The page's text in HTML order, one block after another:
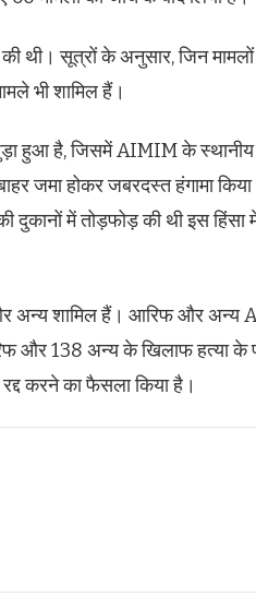
थी। सूत्रों के अनुसार, जिन मामलों
भी शामिल हैं।
हुआ है, जिसमें AIMIM के स्थानीय
जमा होकर जबरदस्त हंगामा किया
में तोड़फोड़ की थी इस हिंसा
अन्य शामिल हैं। आरिफ और अन्य
और 138 अन्य के खिलाफ हत्या के
करने का फैसला किया है।